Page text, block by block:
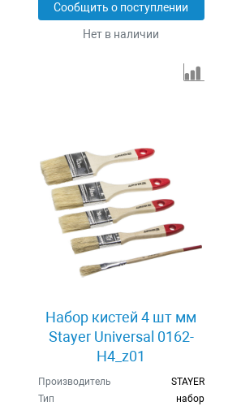
Сообщить о поступлении
Нет в наличии
Набор кистей 4 шт мм
Stayer Universal 0162-
H4_z01
Производитель
STAYER
Тип
набор